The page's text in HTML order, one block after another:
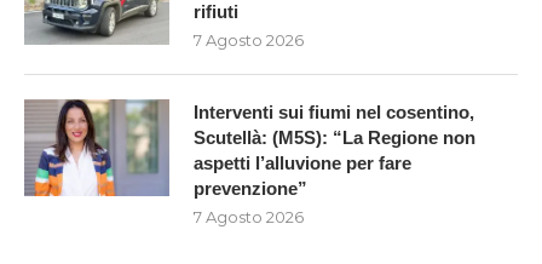
rifiuti
7 Agosto 2026
Interventi sui fiumi nel cosentino,
Scutellà: (M5S): “La Regione non
aspetti l’alluvione per fare
prevenzione”
7 Agosto 2026